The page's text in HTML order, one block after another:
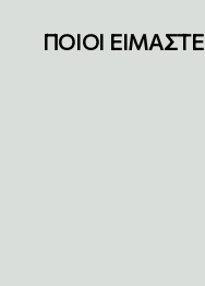
ΠΟΙΟΙ ΕΙΜΑΣΤΕ